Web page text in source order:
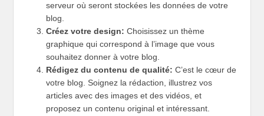
serveur où seront stockées les données de votre
blog.
Créez votre design: Choisissez un thème
graphique qui correspond à l’image que vous
souhaitez donner à votre blog.
Rédigez du contenu de qualité: C’est le cœur de
votre blog. Soignez la rédaction, illustrez vos
articles avec des images et des vidéos, et
proposez un contenu original et intéressant.